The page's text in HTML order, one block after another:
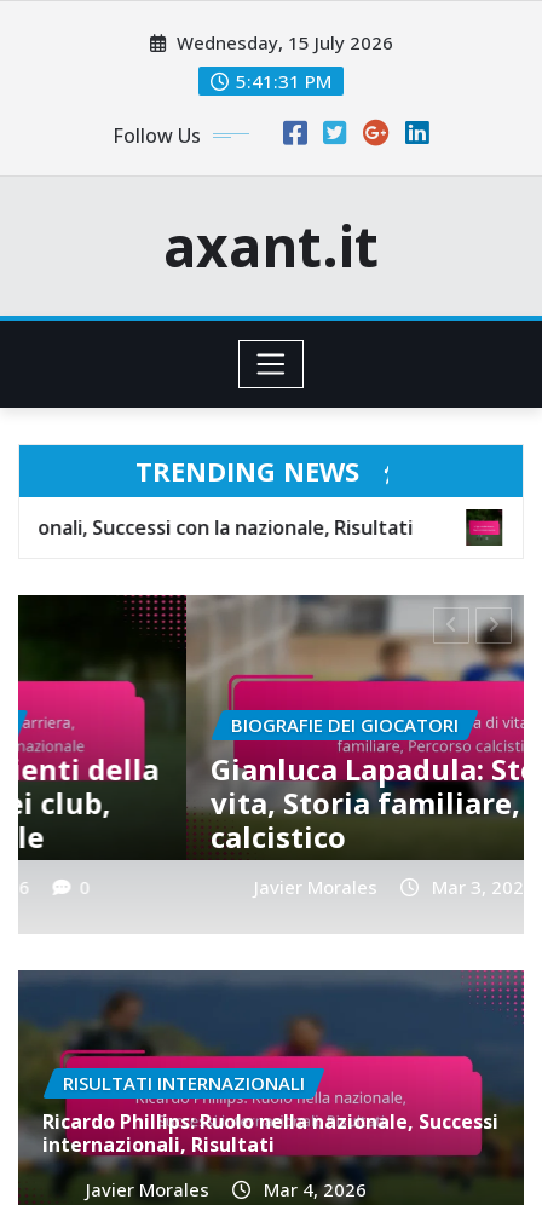
Wednesday, 15 July 2026
5:41:32 PM
Follow Us
axant.it
TRENDING NEWS
con la nazionale, Risultati Luis Tejada:
BIOGRAFIE DEI GIOCATORI
Gianluca Lapadula: Storia di
vita, Storia familiare, Percorso
calcistico
Javier Morales Mar 3, 2026 0
RISULTATI INTERNAZIONALI
Ricardo Phillips: Ruolo nella nazionale, Successi
internazionali, Risultati
Javier Morales Mar 4, 2026